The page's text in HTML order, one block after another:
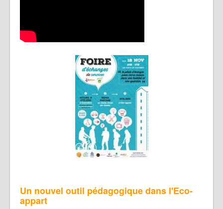
Un nouvel outil pédagogique dans l'Eco-
appart